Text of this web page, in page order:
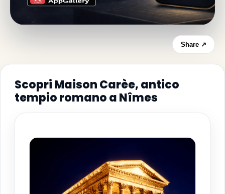
Share ↗
Scopri Maison Carèe, antico
tempio romano a Nîmes